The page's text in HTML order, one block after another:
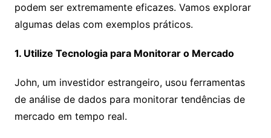
podem ser extremamente eficazes. Vamos explorar
algumas delas com exemplos práticos.
1. Utilize Tecnologia para Monitorar o Mercado
John, um investidor estrangeiro, usou ferramentas
de análise de dados para monitorar tendências de
mercado em tempo real.